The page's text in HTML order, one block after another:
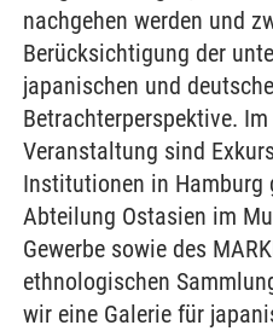
nachgehen werden und
Berücksichtigung der
japanischen und
Betrachterperspektive.
Veranstaltung sind
Institutionen in Hamburg
Abteilung Ostasien im
Gewerbe sowie des
ethnologischen
wir eine Galerie für